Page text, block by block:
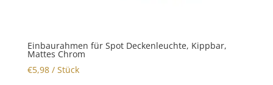
Einbaurahmen für Spot Deckenleuchte, Kippbar,
Mattes Chrom
€5,98/ Stück